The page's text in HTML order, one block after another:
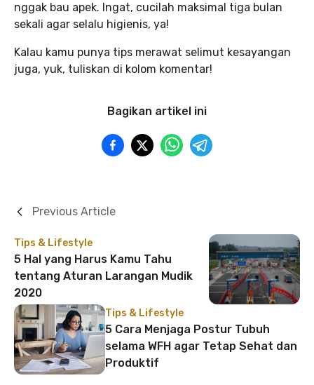
nggak bau apek. Ingat, cucilah maksimal tiga bulan
sekali agar selalu higienis, ya!
Kalau kamu punya tips merawat selimut kesayangan
juga, yuk, tuliskan di kolom komentar!
Bagikan artikel ini
Tips & Lifestyle
5 Hal yang Harus Kamu Tahu
tentang Aturan Larangan Mudik
2020
Previous Article
Tips & Lifestyle
5 Cara Menjaga Postur Tubuh
selama WFH agar Tetap Sehat dan
Produktif